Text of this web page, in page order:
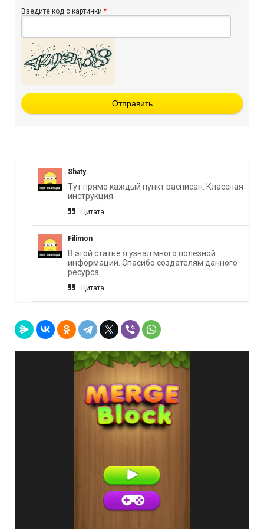
Введите код с картинки:*
Отправить
Shaty
Тут прямо каждый пункт расписан. Классная
инструкция.
Цитата
Filimon
В этой статье я узнал много полезной
информации. Спасибо создателям данного
ресурса.
Цитата